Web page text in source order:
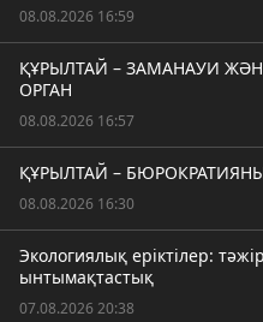
08.08.2026 16:59
ҚҰРЫЛТАЙ – ЗАМАНАУИ
ОРГАН
08.08.2026 16:57
ҚҰРЫЛТАЙ –
08.08.2026 16:30
Экологиялық еріктілер:
ынтымақтастық
07.08.2026 20:38